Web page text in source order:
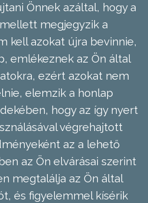
Önnek azáltal, hogy a
megjegyzik a
kell azokat újra bevinnie,
emlékeznek az Ön által
ezért azokat nem
elemzik a honlap
hogy az így nyert
végrehajtott
az a lehető
az Ön elvárásai szerint
megtalálja az Ön által
és figyelemmel kísérik